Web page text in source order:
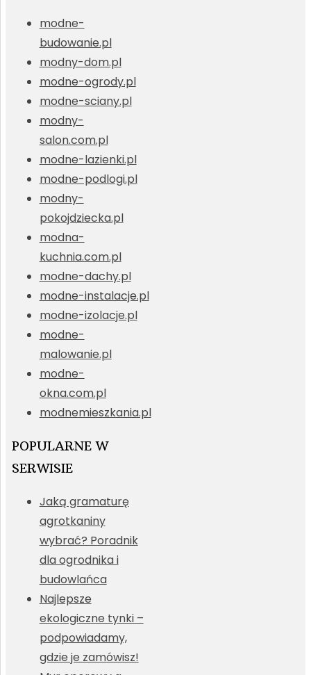
modne-
budowanie.pl
modny-dom.pl
modne-ogrody.pl
modne-sciany.pl
modny-
salon.com.pl
modne-lazienki.pl
modne-podlogi.pl
modny-
pokojdziecka.pl
modna-
kuchnia.com.pl
modne-dachy.pl
modne-instalacje.pl
modne-izolacje.pl
modne-
malowanie.pl
modne-
okna.com.pl
modnemieszkania.pl
POPULARNE W
SERWISIE
Jaką gramaturę
agrotkaniny
wybrać? Poradnik
dla ogrodnika i
budowlańca
Najlepsze
ekologiczne tynki –
podpowiadamy,
gdzie je zamówisz!